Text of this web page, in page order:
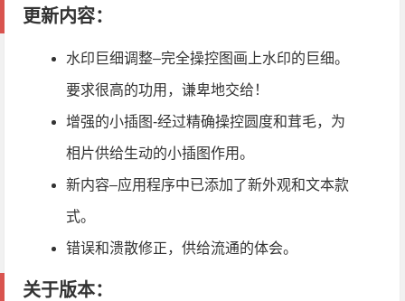
更新内容：
水印巨细调整–完全操控图画上水印的巨细。
要求很高的功用，谦卑地交给！
增强的小插图-经过精确操控圆度和茸毛，为
相片供给生动的小插图作用。
新内容–应用程序中已添加了新外观和文本款
式。
错误和溃散修正，供给流通的体会。
关于版本：